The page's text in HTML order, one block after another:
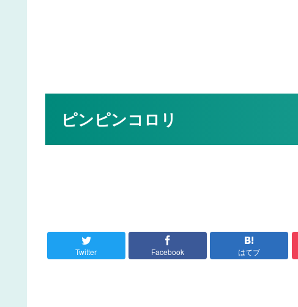
ピンピンコロリ
Twitter Facebook はてブ